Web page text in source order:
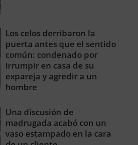
Los celos derribaron la
puerta antes que el sentido
común: condenado por
irrumpir en casa de su
expareja y agredir a un
hombre
Una discusión de
madrugada acabó con un
vaso estampado en la cara